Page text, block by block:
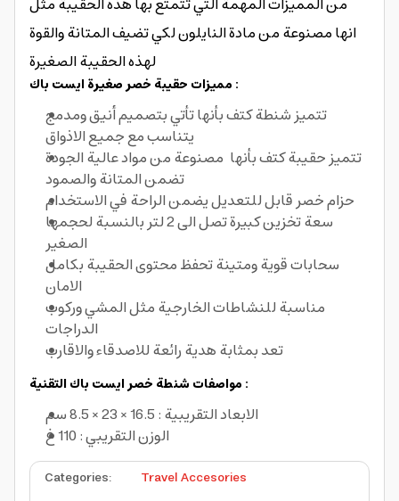
انها مصنوعة من مادة النايلون لكي تضيف المتانة والقوة
لهذه الحقيبة الصغيرة
مميزات حقيبة خصر صغيرة ايست باك :
تتميز شنطة كتف بأنها تأتي بتصميم أنيق ومدمج
يتناسب مع جميع الاذواق
تتميز حقيبة كتف بأنها مصنوعة من مواد عالية الجودة
تضمن المتانة والصمود
حزام خصر قابل للتعديل يضمن الراحة في الاستخدام
سعة تخزين كبيرة تصل الى 2 لتر بالنسبة لحجمها
الصغير
سحابات قوية ومتينة تحفظ محتوى الحقيبة بكامل
الامان
مناسبة للنشاطات الخارجية مثل المشي وركوب
الدراجات
تعد بمثابة هدية رائعة للاصدقاء والاقارب
مواصفات شنطة خصر ايست باك التقنية :
الابعاد التقريبية : 16.5 × 23 × 8.5 سم
الوزن التقريبي : 110 غ
Categories:
Travel Accesories